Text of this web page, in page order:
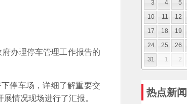
办理停车管理工作报告的
停车场，详细了解重要交
情况现场进行了汇报。
3
4 5
10
11 12
17
18 19
24
25 26
31
1 2
热点新闻